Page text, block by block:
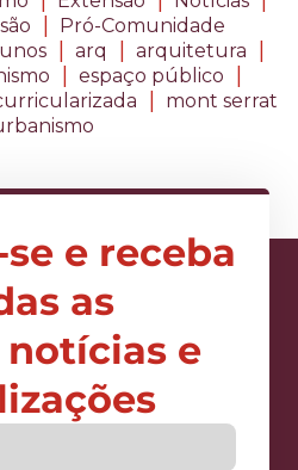
| Pró-Comunidade
| arq | arquitetura |
| espaço público |
| mont serrat
e receba
as
notícias e